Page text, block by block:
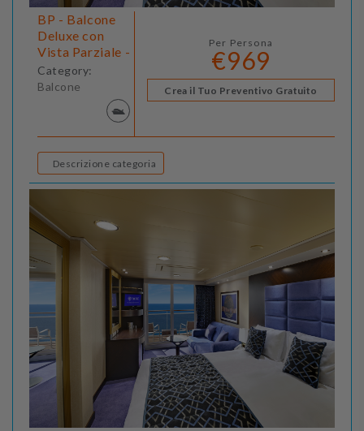
BP - Balcone
Deluxe con
Vista Parziale -
Category:
Balcone
Per Persona
€969
Crea il Tuo Preventivo Gratuito
Descrizione categoria